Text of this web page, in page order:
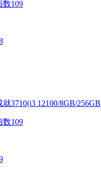
数109
就3710(i3 12100/8GB/
数109